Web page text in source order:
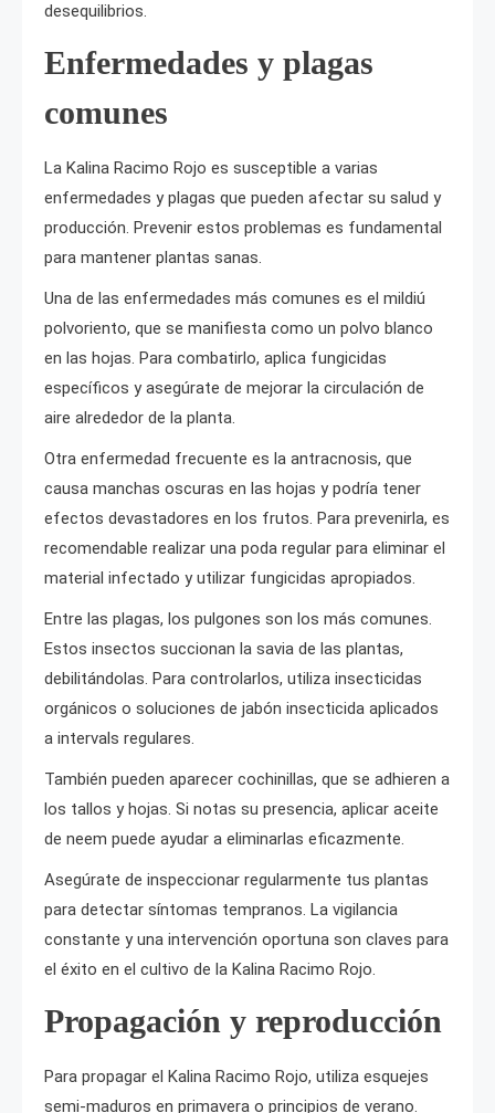
desequilibrios.
Enfermedades y plagas
comunes
La Kalina Racimo Rojo es susceptible a varias
enfermedades y plagas que pueden afectar su salud y
producción. Prevenir estos problemas es fundamental
para mantener plantas sanas.
Una de las enfermedades más comunes es el mildiú
polvoriento, que se manifiesta como un polvo blanco
en las hojas. Para combatirlo, aplica fungicidas
específicos y asegúrate de mejorar la circulación de
aire alrededor de la planta.
Otra enfermedad frecuente es la antracnosis, que
causa manchas oscuras en las hojas y podría tener
efectos devastadores en los frutos. Para prevenirla, es
recomendable realizar una poda regular para eliminar el
material infectado y utilizar fungicidas apropiados.
Entre las plagas, los pulgones son los más comunes.
Estos insectos succionan la savia de las plantas,
debilitándolas. Para controlarlos, utiliza insecticidas
orgánicos o soluciones de jabón insecticida aplicados
a intervals regulares.
También pueden aparecer cochinillas, que se adhieren a
los tallos y hojas. Si notas su presencia, aplicar aceite
de neem puede ayudar a eliminarlas eficazmente.
Asegúrate de inspeccionar regularmente tus plantas
para detectar síntomas tempranos. La vigilancia
constante y una intervención oportuna son claves para
el éxito en el cultivo de la Kalina Racimo Rojo.
Propagación y reproducción
Para propagar el Kalina Racimo Rojo, utiliza esquejes
semi-maduros en primavera o principios de verano.